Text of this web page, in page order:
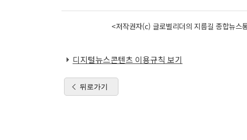
<저작권자(c) 글로벌리더의 지름길 종합뉴
디지털뉴스콘텐츠 이용규칙 보기
뒤로가기